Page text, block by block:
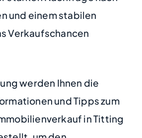
und einem stabilen
Verkaufschancen
werden Ihnen die
und Tipps zum
in Titting